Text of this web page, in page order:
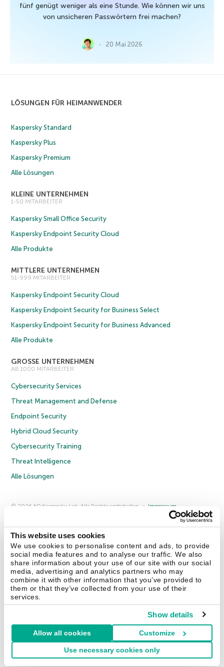
This website uses cookies
We use cookies to personalise content and ads, to provide
social media features and to analyse our traffic. We also
share information about your use of our site with our social
media, advertising and analytics partners who may
combine it with other information that you’ve provided to
them or that they’ve collected from your use of their
services.
Show details
Allow all cookies Customize
Use necessary cookies only
fünf genügt weniger als eine Stunde. Wie können wir uns
von unsicheren Passwörtern frei machen?
20 Mai 2026
LÖSUNGEN FÜR HEIMANWENDER
Kaspersky Standard
Kaspersky Plus
Kaspersky Premium
Alle Lösungen
KLEINE UNTERNEHMEN
1-50 MITARBEITER
Kaspersky Small Office Security
Kaspersky Endpoint Security Cloud
Alle Produkte
MITTLERE UNTERNEHMEN
51-999 MITARBEITER
Kaspersky Endpoint Security Cloud
Kaspersky Endpoint Security for Business Select
Kaspersky Endpoint Security for Business Advanced
Alle Produkte
GROSSE UNTERNEHMEN
AB 1000 MITARBEITER
Cybersecurity Services
Threat Management and Defense
Endpoint Security
Hybrid Cloud Security
Cybersecurity Training
Threat Intelligence
Alle Lösungen
© 2026 AO Kaspersky Lab. Alle Rechte vorbehalten.
Impressum
Lizenzvereinbarung B2B
Anmeldung zum Newsletter für B2B-Vertriebspartner
Kontakt Über uns Partner Blog
Weitere Informationen
Pressemitteilungen
Securelist Eugene Personal Blog Enzyklopädie
Deutschland & Schweiz